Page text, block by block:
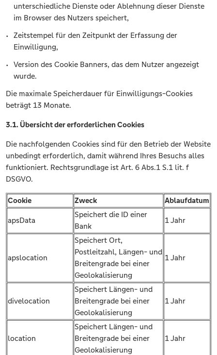
unterschiedliche Dienste oder Ablehnung dieser Dienste
im Browser des Nutzers speichert,
Zeitstempel für den Zeitpunkt der Erfassung der
Einwilligung,
Version des Cookie Banners, das dem Nutzer angezeigt
wurde.
Die maximale Speicherdauer für Einwilligungs-Cookies
beträgt 13 Monate.
3.1. Übersicht der erforderlichen Cookies
Die nachfolgenden Cookies sind für den Betrieb der Website
unbedingt erforderlich, damit während Ihres Besuchs alles
funktioniert. Rechtsgrundlage ist Art. 6 Abs.1 S.1 lit. f
DSGVO.
Cookie Zweck Ablaufdatum
apsData
Speichert die ID einer
Bank
1 Jahr
apslocation
Speichert Ort,
Postleitzahl, Längen- und
Breitengrade bei einer
Geolokalisierung
1 Jahr
divelocation
Speichert Längen- und
Breitengrade bei einer
Geolokalisierung
1 Jahr
location
Speichert Längen- und
Breitengrade bei einer
Geolokalisierung
1 Jahr